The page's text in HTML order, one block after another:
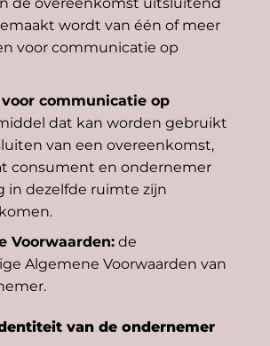
wordt van één of meer
voor communicatie op
communicatie op
dat kan worden gebruikt
van een overeenkomst,
consument en ondernemer
in dezelfde ruimte zijn
Voorwaarden:de
Algemene Voorwaarden van
van de ondernemer